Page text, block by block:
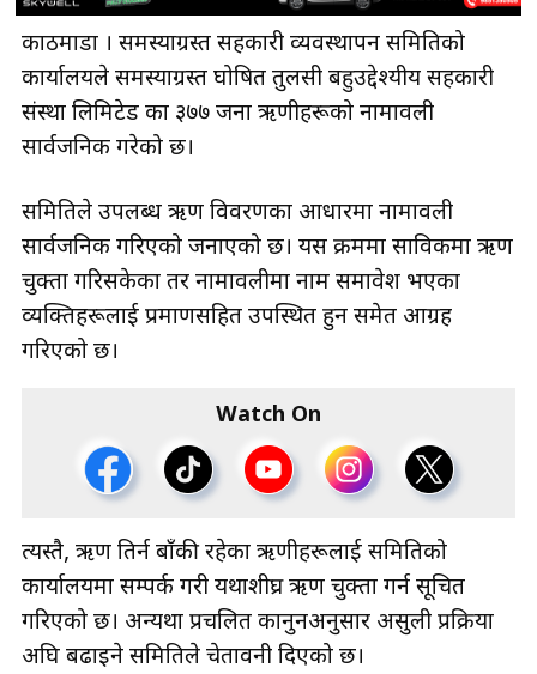
काठमाडौँ । समस्याग्रस्त सहकारी व्यवस्थापन समितिको
कार्यालयले समस्याग्रस्त घोषित तुलसी बहुउद्देश्यीय सहकारी
संस्था लिमिटेड का ३७७ जना ऋणीहरूको नामावली
सार्वजनिक गरेको छ।
समितिले उपलब्ध ऋण विवरणका आधारमा नामावली
सार्वजनिक गरिएको जनाएको छ। यस क्रममा साविकमा ऋण
चुक्ता गरिसकेका तर नामावलीमा नाम समावेश भएका
व्यक्तिहरूलाई प्रमाणसहित उपस्थित हुन समेत आग्रह
गरिएको छ।
Watch On
त्यस्तै, ऋण तिर्न बाँकी रहेका ऋणीहरूलाई समितिको
कार्यालयमा सम्पर्क गरी यथाशीघ्र ऋण चुक्ता गर्न सूचित
गरिएको छ। अन्यथा प्रचलित कानुनअनुसार असुली प्रक्रिया
अघि बढाइने समितिले चेतावनी दिएको छ।